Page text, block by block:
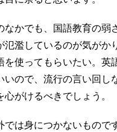
かでも、国語教育の弱
濫しているのが気がか
を使ってもらいたい。英
いので、流行の言い回し
がけるべきでしょう。
は身につかないもので